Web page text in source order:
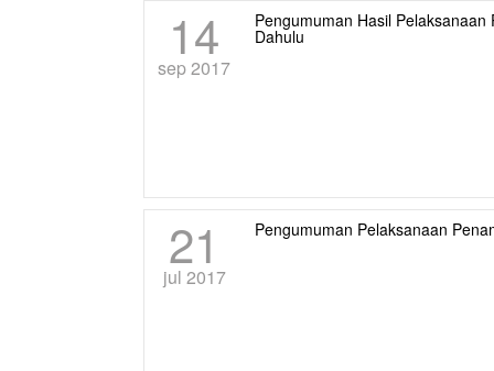
14
sep 2017
Pengumuman Hasil
Dahulu
21
jul 2017
Pengumuman Pelaksanaan